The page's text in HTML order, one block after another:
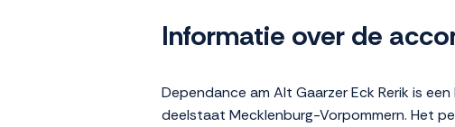
Informatie over de
Dependance am Alt Gaarzer Eck Rerik is
deelstaat Mecklenburg-Vorpommern. Het